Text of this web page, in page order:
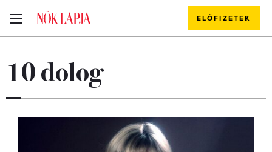
ELŐFIZETEK
10 dolog